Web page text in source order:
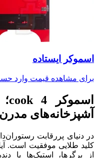
اسموکر ایستاده
برای مشاهده قیمت وارد
اسموکر 4 cook
آشپزخانه‌های مدرن
در دنیای پررقابت
کلید طلایی موفقیت است.
از برگرها، استیک‌ها یا